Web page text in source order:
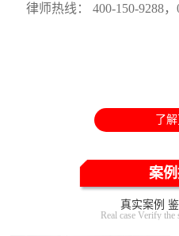
律师热线： 400-150-9288，
了
案
真实案例
Real case Verify